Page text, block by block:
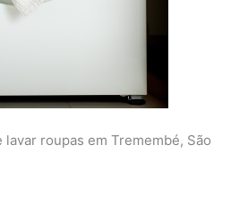
roupas em Tremembé, São